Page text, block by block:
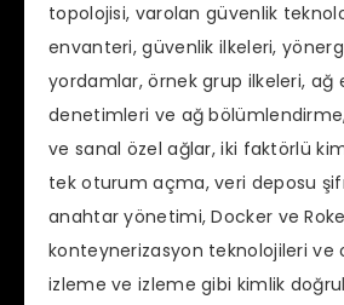
topolojisi, varolan güvenlik
envanteri, güvenlik ilkeleri,
yordamlar, örnek grup ilkeleri, ağ
denetimleri ve ağ
ve sanal özel ağlar, iki faktörlü
tek oturum açma, veri deposu
anahtar yönetimi, Docker ve
konteynerizasyon teknolojileri ve
izleme ve izleme gibi kimlik